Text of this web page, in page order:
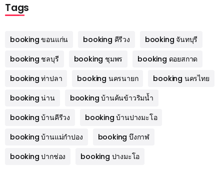
Tags
booking ขอนแก่น booking คีรีวง
booking จันทบุรี
booking ชลบุรี
booking ชุมพร
booking ดอยสกาด
booking ท่าปลา
booking นครนายก
booking นครไทย
booking น่าน
booking บ้านค้นข้าวริมน้ำ
booking บ้านคีรีวง
booking บ้านปางมะโอ
booking บ้านแม่กำปอง
booking บึงกาฬ
booking ปากช่อง
booking ปางมะโอ